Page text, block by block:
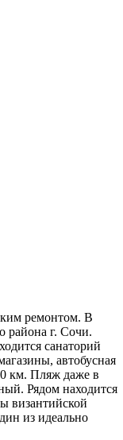
ремонтом. В
района г. Сочи.
санаторий
автобусная
км. Пляж даже в
Рядом находится
византийской
из идеально